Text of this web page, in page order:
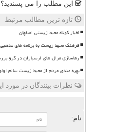
این مطلب را می پسندید؟
تازه ترین مطالب مرتبط
اخبار کوتاه محیط زیستی اصفهان
فرهنگ محیط زیست به برنامه های مذهبی
رهاسازی مرال های ارسباران در گرو
بهره مندی مردم از محیط زیست سالم
نظرات بینندگان در مورد
نام: